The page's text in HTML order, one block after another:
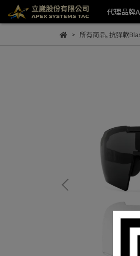
代理品牌
所有商品, 抗彈款